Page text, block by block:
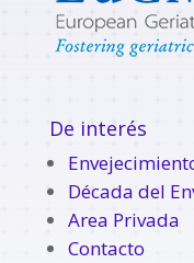
De interés
Década del
Area Privada
Contacto